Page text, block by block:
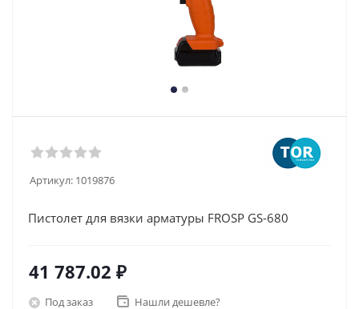
Артикул: 1019876
Пистолет для вязки арматуры FROSP GS-680
41 787.02 ₽
Под заказ Нашли дешевле?